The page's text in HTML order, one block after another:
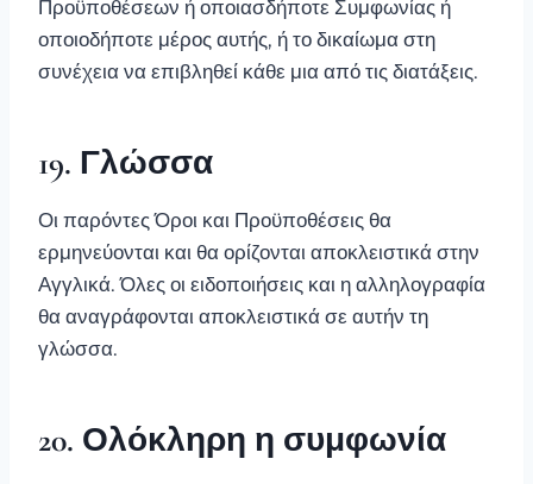
Προϋποθέσεων ή οποιασδήποτε Συμφωνίας ή
οποιοδήποτε μέρος αυτής, ή το δικαίωμα στη
συνέχεια να επιβληθεί κάθε μια από τις διατάξεις.
19. Γλώσσα
Οι παρόντες Όροι και Προϋποθέσεις θα
ερμηνεύονται και θα ορίζονται αποκλειστικά στην
Αγγλικά. Όλες οι ειδοποιήσεις και η αλληλογραφία
θα αναγράφονται αποκλειστικά σε αυτήν τη
γλώσσα.
20. Ολόκληρη η συμφωνία